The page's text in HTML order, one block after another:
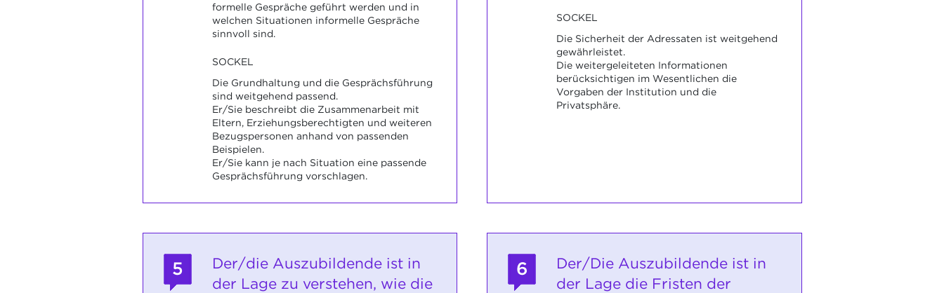
formelle Gespräche geführt werden und in
welchen Situationen informelle Gespräche
sinnvoll sind.
SOCKEL
Die Grundhaltung und die Gesprächsführung
sind weitgehend passend.
Er/Sie beschreibt die Zusammenarbeit mit
Eltern, Erziehungsberechtigten und weiteren
Bezugspersonen anhand von passenden
Beispielen.
Er/Sie kann je nach Situation eine passende
Gesprächsführung vorschlagen.
SOCKEL
Die Sicherheit der Adressaten ist weitgehend
gewährleistet.
Die weitergeleiteten Informationen
berücksichtigen im Wesentlichen die
Vorgaben der Institution und die
Privatsphäre.
5
Der/die Auszubildende ist in
der Lage zu verstehen, wie die
6
Der/Die Auszubildende ist in
der Lage die Fristen der